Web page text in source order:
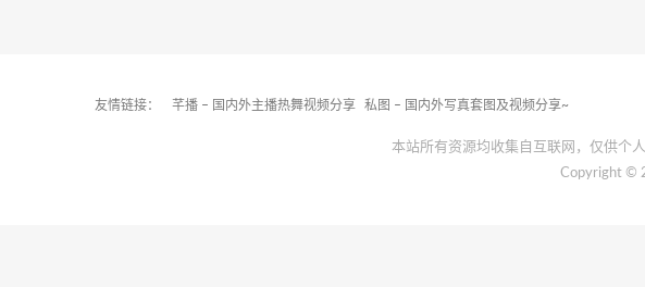
友情链接： 芊播 – 国内外主播热舞视频分享 私图 – 国内外写真套图及视频分享~
本站所有资源均收集自互联网，仅供个
Copyright ©